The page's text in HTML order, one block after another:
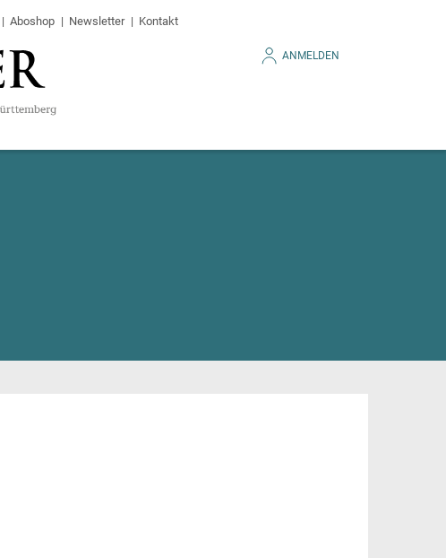
Aboshop Newsletter Kontakt
ANMELDEN